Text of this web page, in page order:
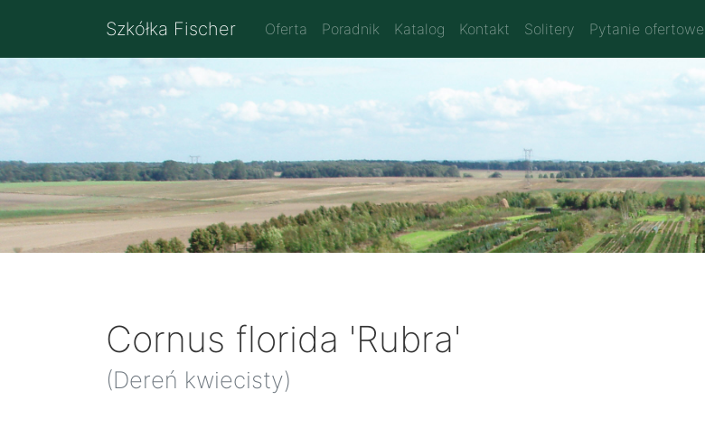
Szkółka Fischer Oferta Poradnik Katalog Kontakt Solitery Pytanie ofertowe
Cornus florida 'Rubra'
(Dereń kwiecisty)